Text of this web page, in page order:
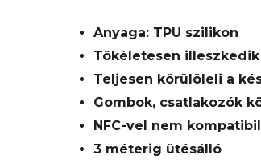
Anyaga: TPU szilikon
Tökéletesen
Teljesen körülöleli a
Gombok, csatlakozók
NFC-vel nem
3 méterig ütésálló